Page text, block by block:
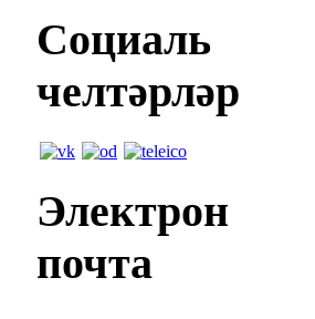
Социаль
челтәрләр
Электрон
почта